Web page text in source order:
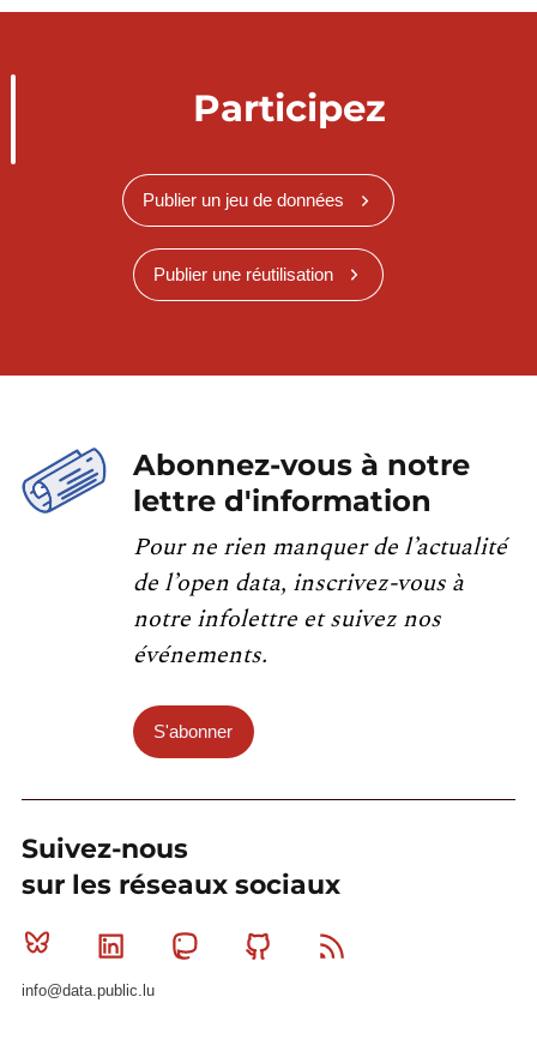
Participez
Publier un jeu de données
Publier une réutilisation
Abonnez-vous à notre
lettre d'information
Pour ne rien manquer de l’actualité
de l’open data, inscrivez-vous à
notre infolettre et suivez nos
événements.
S'abonner
Suivez-nous
sur les réseaux sociaux
Bluesky Linkedin MastodonGithub
info@data.public.lu